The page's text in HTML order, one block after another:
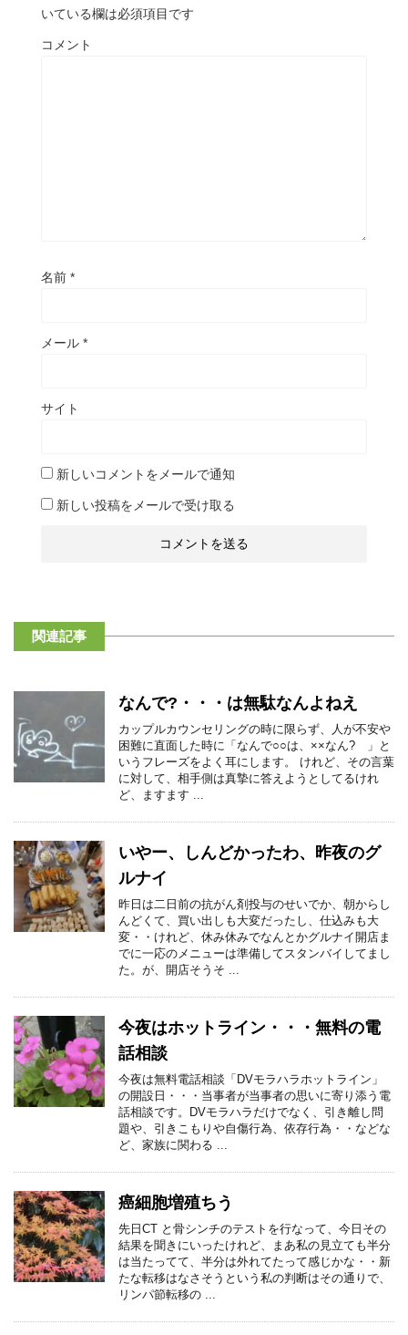
いている欄は必須項目です
コメント
名前 *
メール *
サイト
新しいコメントをメールで通知
新しい投稿をメールで受け取る
関連記事
なんで?・・・は無駄なんよねえ
カップルカウンセリングの時に限らず、人が不安や
困難に直面した時に「なんで○○は、××なん? 」と
いうフレーズをよく耳にします。 けれど、その言葉
に対して、相手側は真摯に答えようとしてるけれ
ど、ますます ...
いやー、しんどかったわ、昨夜のグ
ルナイ
昨日は二日前の抗がん剤投与のせいでか、朝からし
んどくて、買い出しも大変だったし、仕込みも大
変・・けれど、休み休みでなんとかグルナイ開店ま
でに一応のメニューは準備してスタンバイしてまし
た。が、開店そうそ ...
今夜はホットライン・・・無料の電
話相談
今夜は無料電話相談「DVモラハラホットライン」
の開設日・・・当事者が当事者の思いに寄り添う電
話相談です。DVモラハラだけでなく、引き離し問
題や、引きこもりや自傷行為、依存行為・・などな
ど、家族に関わる ...
癌細胞増殖ちう
先日CT と骨シンチのテストを行なって、今日その
結果を聞きにいったけれど、まあ私の見立ても半分
は当たってて、半分は外れてたって感じかな・・新
たな転移はなさそうという私の判断はその通りで、
リンパ節転移の ...